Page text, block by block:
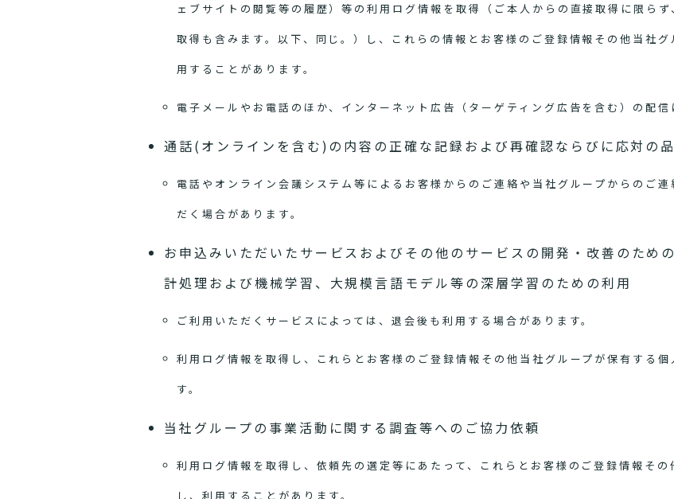
ェブサイトの閲覧等の履歴）等の利用ログ情報を取得（ご本人からの直接取得に限ら
取得も含みます。以下、同じ。）し、これらの情報とお客様のご登録情報その他当社
用することがあります。
電子メールやお電話のほか、インターネット広告（ターゲティング広告を含む）の配信
通話(オンラインを含む)の内容の正確な記録および再確認ならびに応対の
電話やオンライン会議システム等によるお客様からのご連絡や当社グループからのご
だく場合があります。
お申込みいただいたサービスおよびその他のサービスの開発・改善のため
計処理および機械学習、大規模言語モデル等の深層学習のための利用
ご利用いただくサービスによっては、退会後も利用する場合があります。
利用ログ情報を取得し、これらとお客様のご登録情報その他当社グループが保有する
す。
当社グループの事業活動に関する調査等へのご協力依頼
利用ログ情報を取得し、依頼先の選定等にあたって、これらとお客様のご登録情報そ
し、利用することがあります。